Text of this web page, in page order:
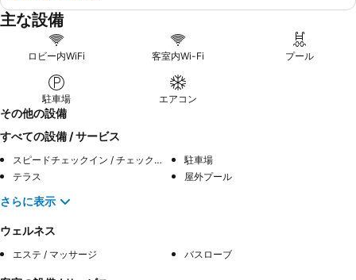
主な設備
ロビー内WiFi 客室内Wi-Fi プール
駐車場 エアコン
その他の設備
すべての設備 / サービス
スピードチェックイン / チェックアウト
駐車場
テラス
屋外プール
さらに表示
ウェルネス
エステ / マッサージ バスローブ